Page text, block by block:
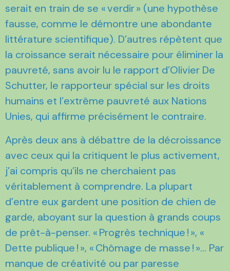
serait en train de se « verdir » (une hypothèse
fausse, comme le démontre une abondante
littérature scientifique). D’autres répètent que
la croissance serait nécessaire pour éliminer la
pauvreté, sans avoir lu le rapport d’Olivier De
Schutter, le rapporteur spécial sur les droits
humains et l’extrême pauvreté aux Nations
Unies, qui affirme précisément le contraire.
Après deux ans à débattre de la décroissance
avec ceux qui la critiquent le plus activement,
j’ai compris qu’ils ne cherchaient pas
véritablement à comprendre. La plupart
d’entre eux gardent une position de chien de
garde, aboyant sur la question à grands coups
de prêt-à-penser. « Progrès technique ! », «
Dette publique ! », « Chômage de masse ! »… Par
manque de créativité ou par paresse